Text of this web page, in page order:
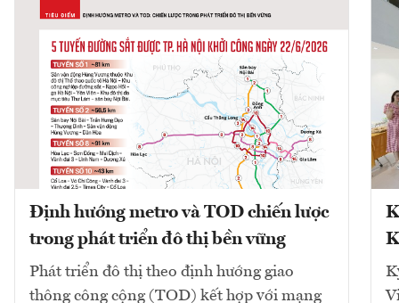
Định hướng metro và TOD chiến lược
trong phát triển đô thị bền vững
Phát triển đô thị theo định hướng giao
thông công cộng (TOD) kết hợp với mạng